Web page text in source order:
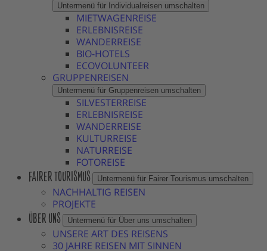
Untermenü für Individualreisen umschalten
MIETWAGENREISE
ERLEBNISREISE
WANDERREISE
BIO-HOTELS
ECOVOLUNTEER
GRUPPENREISEN
Untermenü für Gruppenreisen umschalten
SILVESTERREISE
ERLEBNISREISE
WANDERREISE
KULTURREISE
NATURREISE
FOTOREISE
FAIRER TOURISMUS Untermenü für Fairer Tourismus umschalten
NACHHALTIG REISEN
PROJEKTE
ÜBER UNS Untermenü für Über uns umschalten
UNSERE ART DES REISENS
30 JAHRE REISEN MIT SINNEN